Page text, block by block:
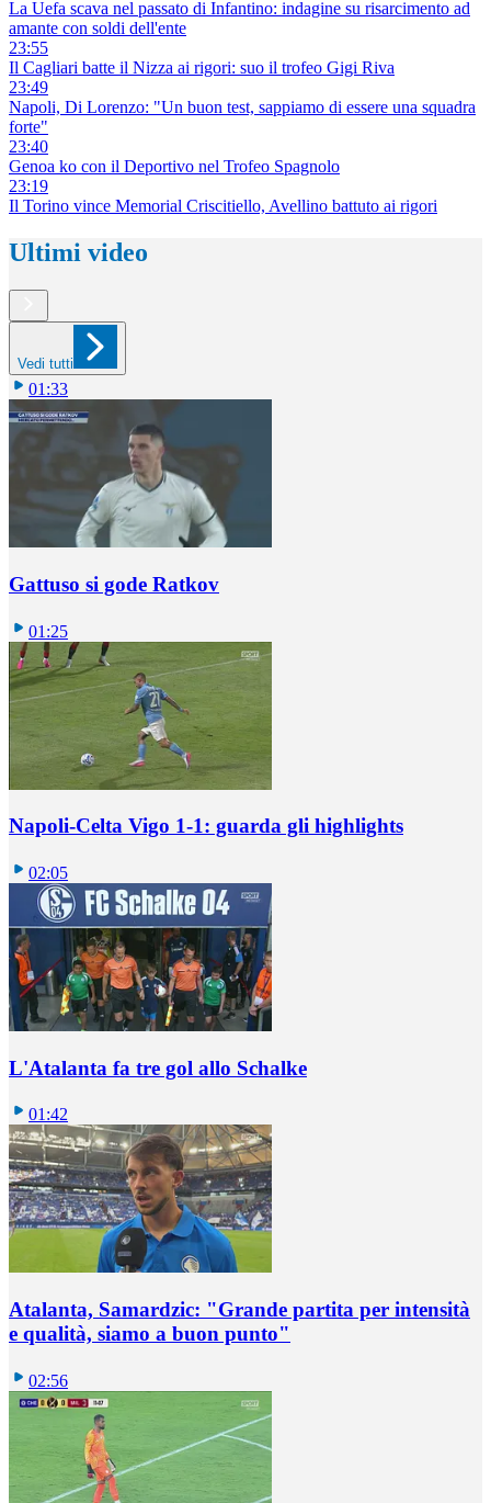
La Uefa scava nel passato di Infantino: indagine su risarcimento ad
amante con soldi dell'ente
23:55
Il Cagliari batte il Nizza ai rigori: suo il trofeo Gigi Riva
23:49
Napoli, Di Lorenzo: "Un buon test, sappiamo di essere una squadra
forte"
23:40
Genoa ko con il Deportivo nel Trofeo Spagnolo
23:19
Il Torino vince Memorial Criscitiello, Avellino battuto ai rigori
Ultimi video
Vedi tutti
01:33
Gattuso si gode Ratkov
01:25
Napoli-Celta Vigo 1-1: guarda gli highlights
02:05
L'Atalanta fa tre gol allo Schalke
01:42
Atalanta, Samardzic: "Grande partita per intensità
e qualità, siamo a buon punto"
02:56